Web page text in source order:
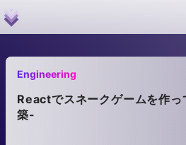
Engineering
Reactでスネークゲームを作
築-